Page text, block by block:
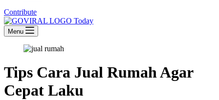
Contribute
Menu
Tips Cara Jual Rumah Agar
Cepat Laku